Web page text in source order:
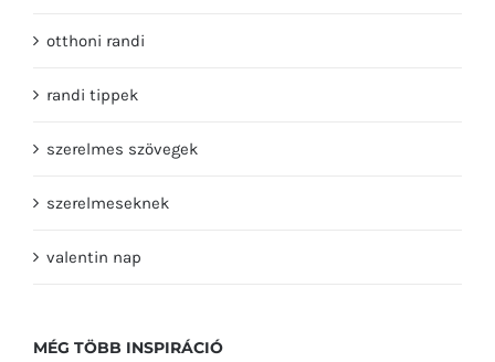
otthoni randi
randi tippek
szerelmes szövegek
szerelmeseknek
valentin nap
MÉG TÖBB INSPIRÁCIÓ